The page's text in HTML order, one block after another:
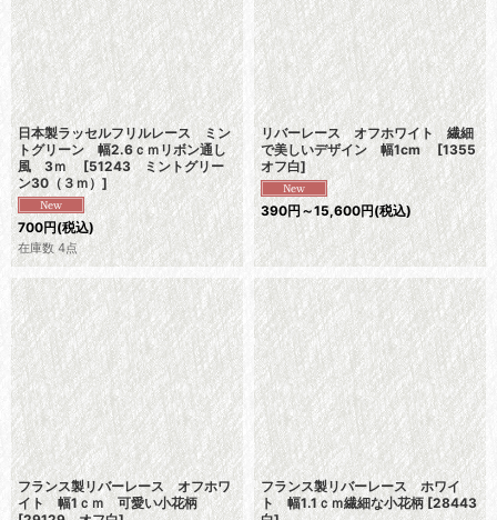
日本製ラッセルフリルレース ミン
トグリーン 幅2.6ｃｍリボン通し
風 3ｍ [51243 ミントグリー
ン30（３ｍ）]
700円(税込)
在庫数 4点
リバーレース オフホワイト 繊細
で美しいデザイン 幅1cm [1355
オフ白]
390円～15,600円(税込)
フランス製リバーレース オフホワ
イト 幅1ｃｍ 可愛い小花柄
フランス製リバーレース ホワイ
ト 幅1.1ｃｍ繊細な小花柄 [28443